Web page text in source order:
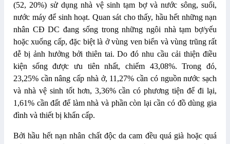
(52, 20%) sử dụng nhà vệ sinh tạm bợ và nước sông, suối,
nước máy để sinh hoạt. Quan sát cho thấy, hầu hết những nạn
nhân CÐ DCđang sống trong những ngôi nhà tạm bợ/yếu
hoặc xuống cấp,đặc biệt là ở vùng ven biển và vùng trũng rất
dễ bị ảnh hưởngbởi thiên tai. Dođó nhu cầu cải thiệnđiều
kiện sốngđược ưu tiên nhất, chiếm 43,08%. Trongđó,
23,25% cần nâng cấp nhà ở, 11,27% cần có nguồn nước sạch
và nhà vệ sinh tốt hơn, 3,36% cần có phương tiệnđểđi lại,
1,61% cầnđất để làm nhà và phần còn lại cần có đồ dùng gia
đình và thiết bị khẩn cấp.
Bởi hầu hết nạn nhân chất độc da cam đều quá già hoặc quá